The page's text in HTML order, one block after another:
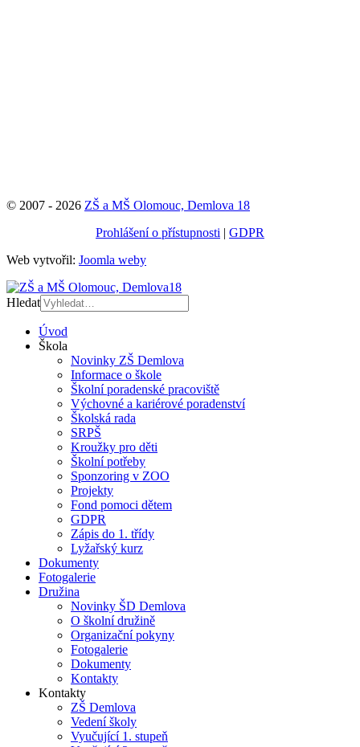
© 2007 - 2026 ZŠ a MŠ Olomouc, Demlova 18
Prohlášení o přístupnosti | GDPR
Web vytvořil: Joomla weby
Hledat
Úvod
Škola
Novinky ZŠ Demlova
Informace o škole
Školní poradenské pracoviště
Výchovné a kariérové poradenství
Školská rada
SRPŠ
Kroužky pro děti
Školní potřeby
Sponzoring v ZOO
Projekty
Fond pomoci dětem
GDPR
Zápis do 1. třídy
Lyžařský kurz
Dokumenty
Fotogalerie
Družina
Novinky ŠD Demlova
O školní družině
Organizační pokyny
Fotogalerie
Dokumenty
Kontakty
Kontakty
ZŠ Demlova
Vedení školy
Vyučující 1. stupeň